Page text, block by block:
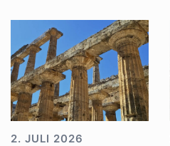
2. JULI 2026